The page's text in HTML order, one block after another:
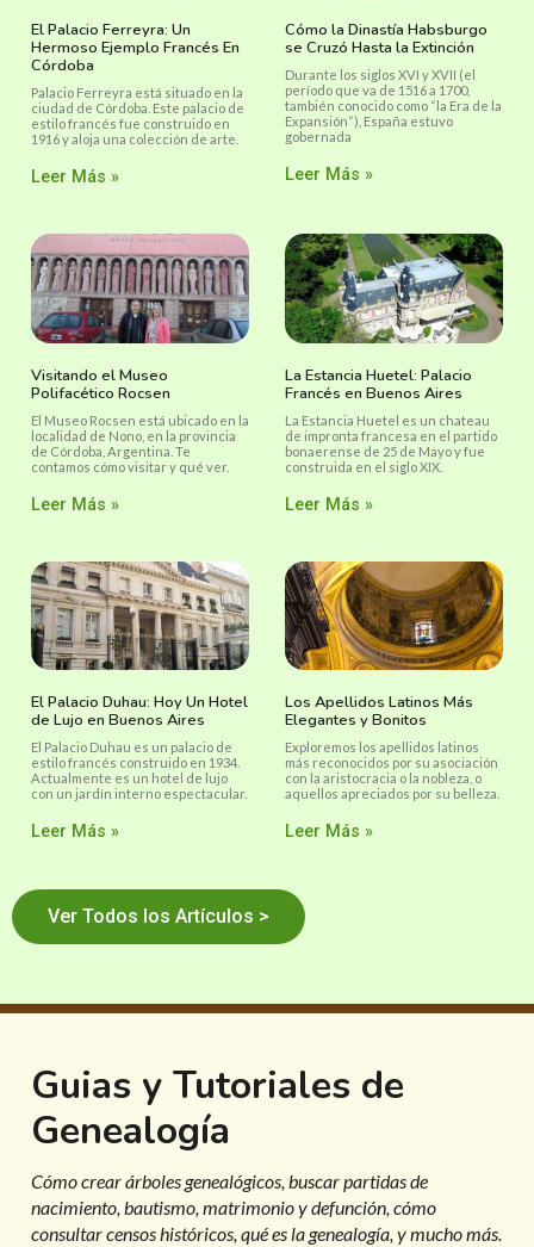
El Palacio Ferreyra: Un
Hermoso Ejemplo Francés En
Córdoba
Palacio Ferreyra está situado en la
ciudad de Córdoba. Este palacio de
estilo francés fue construido en
1916 y aloja una colección de arte.
Leer Más »
Cómo la Dinastía Habsburgo
se Cruzó Hasta la Extinción
Durante los siglos XVI y XVII (el
período que va de 1516 a 1700,
también conocido como “la Era de la
Expansión“), España estuvo
gobernada
Leer Más »
Visitando el Museo
Polifacético Rocsen
El Museo Rocsen está ubicado en la
localidad de Nono, en la provincia
de Córdoba, Argentina. Te
contamos cómo visitar y qué ver.
Leer Más »
La Estancia Huetel: Palacio
Francés en Buenos Aires
La Estancia Huetel es un chateau
de impronta francesa en el partido
bonaerense de 25 de Mayo y fue
construida en el siglo XIX.
Leer Más »
El Palacio Duhau: Hoy Un Hotel
de Lujo en Buenos Aires
El Palacio Duhau es un palacio de
estilo francés construido en 1934.
Actualmente es un hotel de lujo
con un jardín interno espectacular.
Leer Más »
Los Apellidos Latinos Más
Elegantes y Bonitos
Exploremos los apellidos latinos
más reconocidos por su asociación
con la aristocracia o la nobleza, o
aquellos apreciados por su belleza.
Leer Más »
Ver Todos los Artículos >
Guias y Tutoriales de
Genealogía
Cómo crear árboles genealógicos, buscar partidas de
nacimiento, bautismo, matrimonio y defunción, cómo
consultar censos históricos, qué es la genealogía, y mucho más.